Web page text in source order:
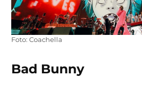
Foto: Coachella
Bad Bunny